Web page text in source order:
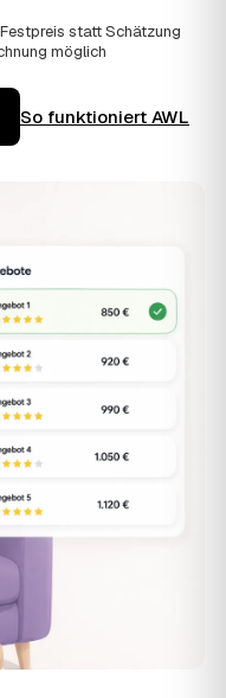
Festpreis statt Schätzung
möglich
So funktioniert AWL